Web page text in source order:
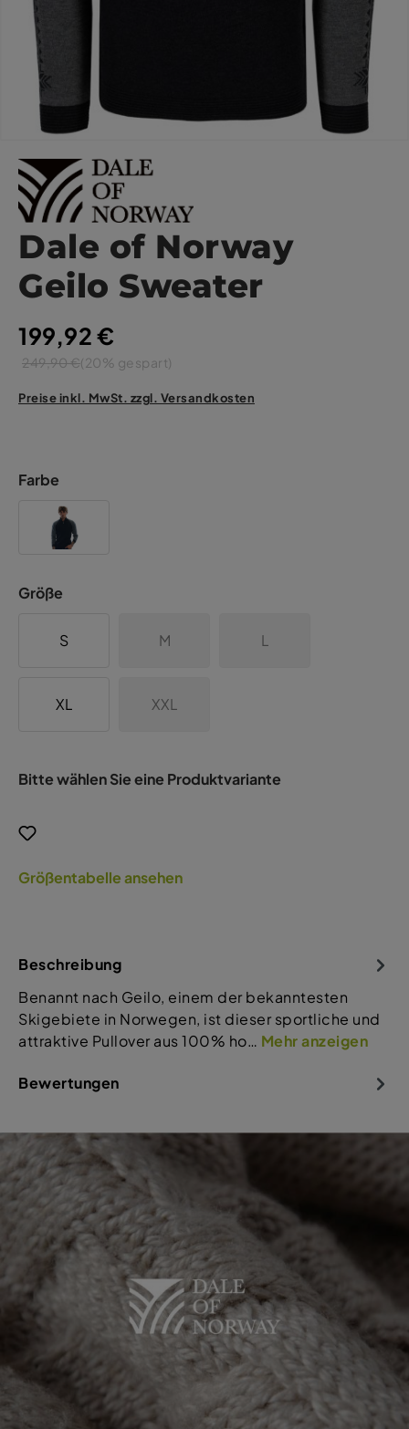
Dale of Norway
Geilo Sweater
199,92 €
249,90 €(20% gespart)
Preise inkl. MwSt. zzgl. Versandkosten
Farbe
Größe
S M L
XL XXL
Bitte wählen Sie eine Produktvariante
Größentabelle ansehen
Beschreibung
Benannt nach Geilo, einem der bekanntesten
Skigebiete in Norwegen, ist dieser sportliche und
attraktive Pullover aus 100% ho… Mehr anzeigen
Bewertungen